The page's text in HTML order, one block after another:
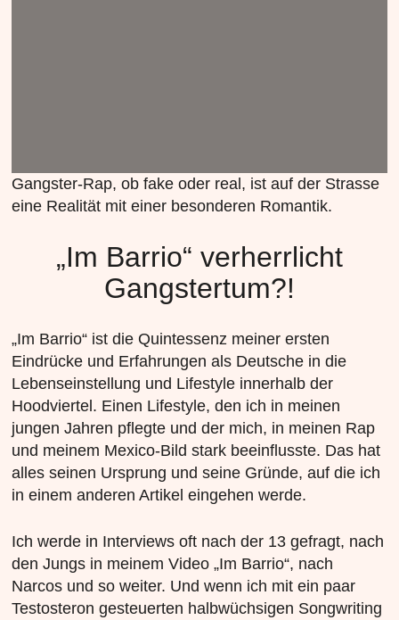
Gangster-Rap, ob fake oder real, ist auf der Strasse
eine Realität mit einer besonderen Romantik.
„Im Barrio“ verherrlicht
Gangstertum?!
„Im Barrio“ ist die Quintessenz meiner ersten
Eindrücke und Erfahrungen als Deutsche in die
Lebenseinstellung und Lifestyle innerhalb der
Hoodviertel. Einen Lifestyle, den ich in meinen
jungen Jahren pflegte und der mich, in meinen Rap
und meinem Mexico-Bild stark beeinflusste. Das hat
alles seinen Ursprung und seine Gründe, auf die ich
in einem anderen Artikel eingehen werde.
Ich werde in Interviews oft nach der 13 gefragt, nach
den Jungs in meinem Video „Im Barrio“, nach
Narcos und so weiter. Und wenn ich mit ein paar
Testosteron gesteuerten halbwüchsigen Songwriting